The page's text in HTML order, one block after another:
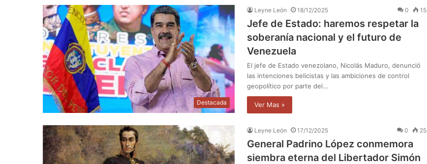
Destacada
Leyne León 18/12/2025 0 15
Jefe de Estado: haremos respetar la
soberanía nacional y el futuro de
Venezuela
El jefe de Estado venezolano, Nicolás Maduro, denunció
las intenciones belicistas y las ambiciones de control
geopolítico por parte del…
Ver Mas »
Leyne León 17/12/2025 0 25
General Padrino López conmemora
siembra eterna del Libertador Simón